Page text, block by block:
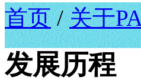
首页 / 关于
发展历程